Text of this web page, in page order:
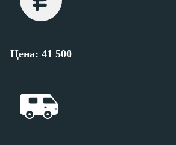
Цена: 41 500